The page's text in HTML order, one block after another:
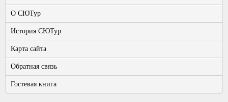
О СЮТур
История СЮТур
Карта сайта
Обратная связь
Гостевая книга